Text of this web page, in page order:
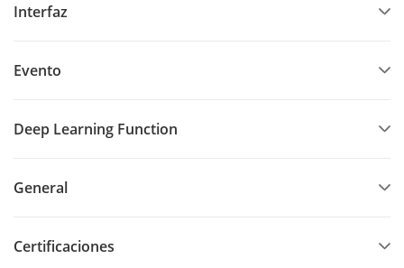
Interfaz
Evento
Deep Learning Function
General
Certificaciones